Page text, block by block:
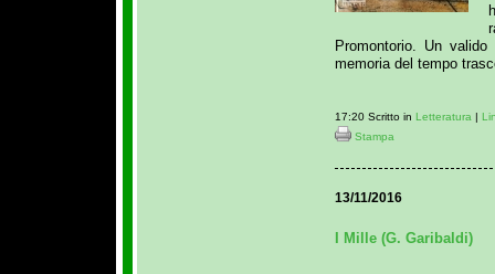
Promontorio. Un
memoria del tempo
17:20 Scritto in Letteratura |
Stampa
13/11/2016
I Mille (G. Garibaldi)